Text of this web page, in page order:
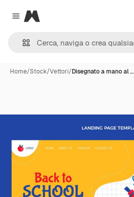
Close menu
Magnific
Home/Stock/Vettori/Disegnato a mano al …